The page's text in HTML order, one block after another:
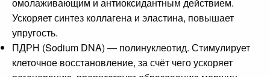
омолаживающим и антиоксидантным действием.
Ускоряет синтез коллагена и эластина, повышает
упругость.
ПДРН (Sodium DNA) — полинуклеотид. Стимулирует
клеточное восстановление, за счёт чего ускоряет